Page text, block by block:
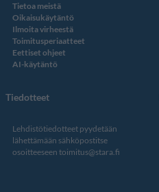
Tietoa meistä
Oikaisukäytäntö
Ilmoita virheestä
Toimitusperiaatteet
Eettiset ohjeet
AI-käytäntö
Tiedotteet
Lehdistötiedotteet pyydetään
lähettämään sähköpostitse
osoitteeseen toimitus@stara.fi